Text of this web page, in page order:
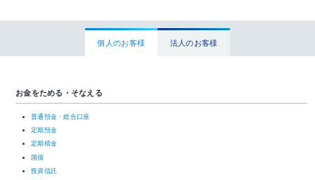
個人のお客様 法人のお客様
お金をためる・そなえる
普通預金・総合口座
定期預金
定期積金
国債
投資信託